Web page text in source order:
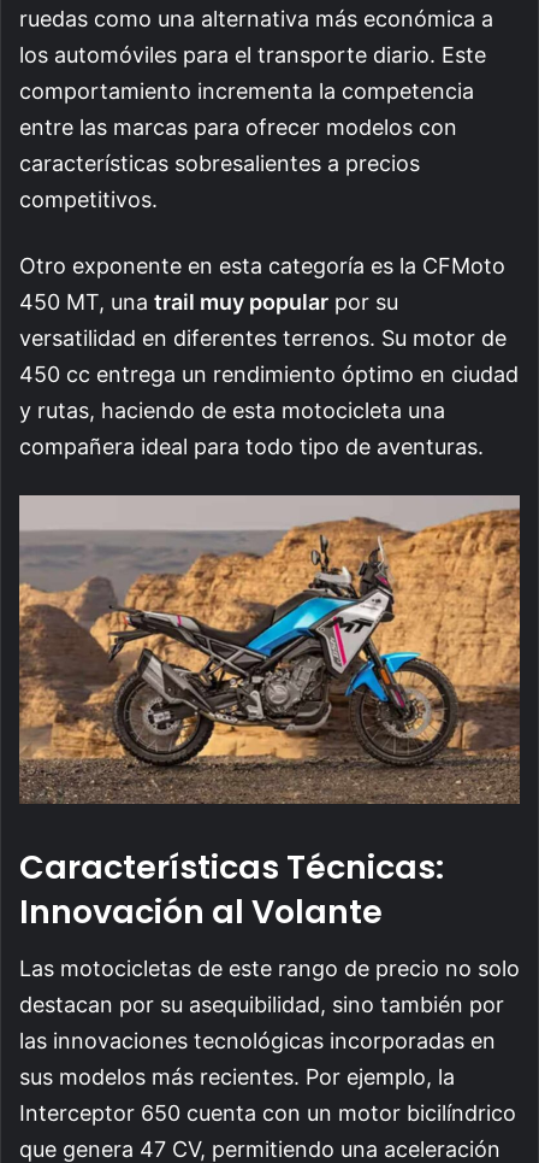
ruedas como una alternativa más económica a
los automóviles para el transporte diario. Este
comportamiento incrementa la competencia
entre las marcas para ofrecer modelos con
características sobresalientes a precios
competitivos.
Otro exponente en esta categoría es la CFMoto
450 MT, una trail muy popular por su
versatilidad en diferentes terrenos. Su motor de
450 cc entrega un rendimiento óptimo en ciudad
y rutas, haciendo de esta motocicleta una
compañera ideal para todo tipo de aventuras.
Características Técnicas:
Innovación al Volante
Las motocicletas de este rango de precio no solo
destacan por su asequibilidad, sino también por
las innovaciones tecnológicas incorporadas en
sus modelos más recientes. Por ejemplo, la
Interceptor 650 cuenta con un motor bicilíndrico
que genera 47 CV, permitiendo una aceleración